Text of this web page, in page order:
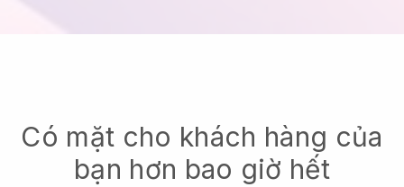
Có mặt cho khách hàng của
bạn hơn bao giờ hết